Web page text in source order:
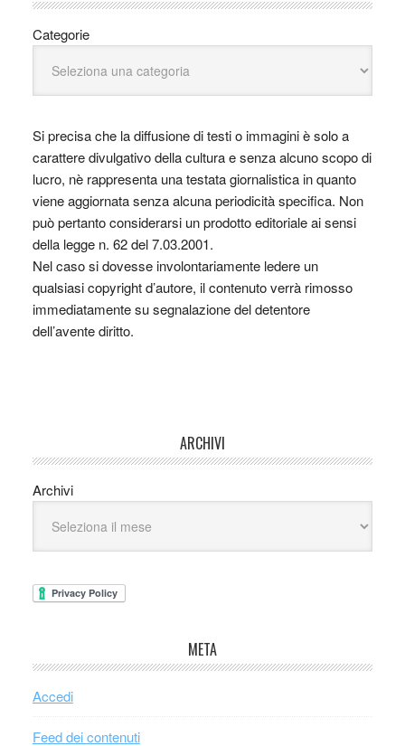
Categorie
Si precisa che la diffusione di testi o immagini è solo a
carattere divulgativo della cultura e senza alcuno scopo di
lucro, nè rappresenta una testata giornalistica in quanto
viene aggiornata senza alcuna periodicità specifica. Non
può pertanto considerarsi un prodotto editoriale ai sensi
della legge n. 62 del 7.03.2001.
Nel caso si dovesse involontariamente ledere un
qualsiasi copyright d’autore, il contenuto verrà rimosso
immediatamente su segnalazione del detentore
dell’avente diritto.
ARCHIVI
Archivi
META
Accedi
Feed dei contenuti